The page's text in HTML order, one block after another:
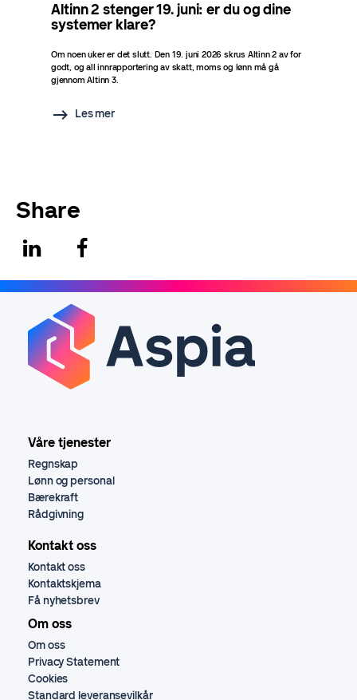
Altinn 2 stenger 19. juni: er du og dine
systemer klare?
Om noen uker er det slutt. Den 19. juni 2026 skrus Altinn 2 av for
godt, og all innrapportering av skatt, moms og lønn må gå
gjennom Altinn 3.
Les mer
Share
Våre tjenester
Regnskap
Lønn og personal
Bærekraft
Rådgivning
Kontakt oss
Kontakt oss
Kontaktskjema
Få nyhetsbrev
Om oss
Om oss
Privacy Statement
Cookies
Standard leveransevilkår